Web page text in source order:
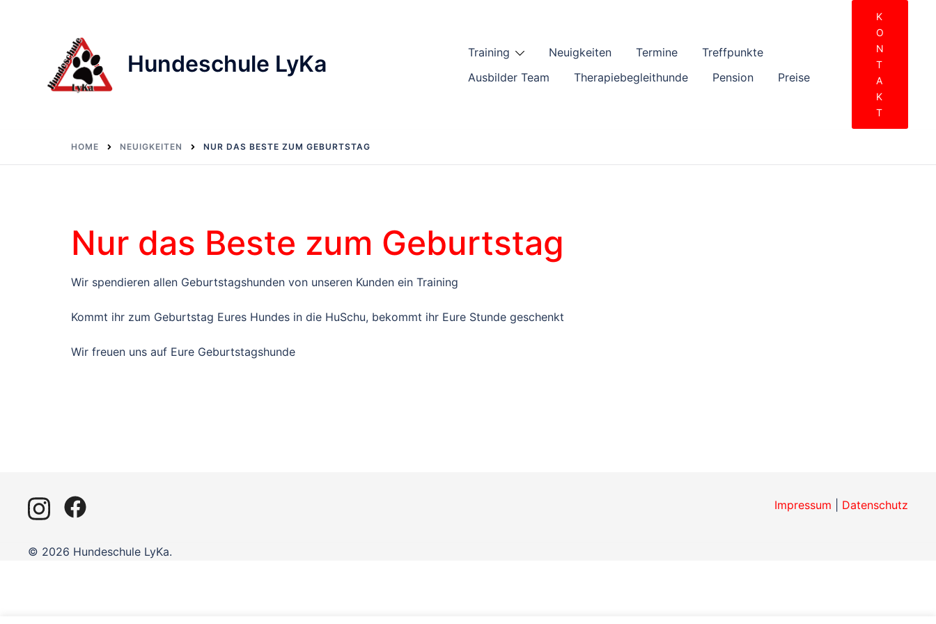
Hundeschule LyKa Training Neuigkeiten Termine
Treffpunkte
Ausbilder Team
Therapiebegleithunde Pension Preise
K
O
N
T
A
K
T
HOME NEUIGKEITEN NUR DAS BESTE ZUM GEBURTSTAG
Nur das Beste zum Geburtstag
Wir spendieren allen Geburtstagshunden von unseren Kunden ein Training
Kommt ihr zum Geburtstag Eures Hundes in die HuSchu, bekommt ihr Eure Stunde geschenkt
Wir freuen uns auf Eure Geburtstagshunde
Impressum Datenschutz
© 2026 Hundeschule LyKa.